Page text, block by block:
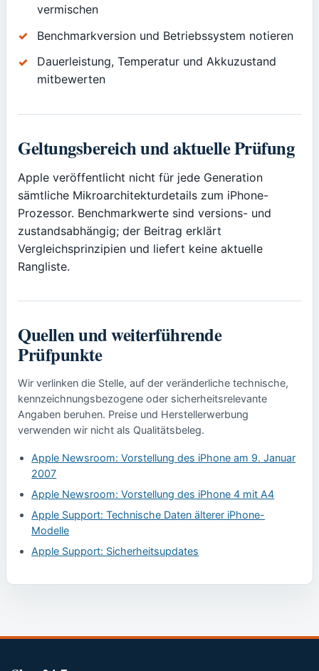
vermischen
Benchmarkversion und Betriebssystem notieren
Dauerleistung, Temperatur und Akkuzustand
mitbewerten
Geltungsbereich und aktuelle Prüfung
Apple veröffentlicht nicht für jede Generation
sämtliche Mikroarchitekturdetails zum iPhone-
Prozessor. Benchmarkwerte sind versions- und
zustandsabhängig; der Beitrag erklärt
Vergleichsprinzipien und liefert keine aktuelle
Rangliste.
Quellen und weiterführende
Prüfpunkte
Wir verlinken die Stelle, auf der veränderliche technische,
kennzeichnungsbezogene oder sicherheitsrelevante
Angaben beruhen. Preise und Herstellerwerbung
verwenden wir nicht als Qualitätsbeleg.
Apple Newsroom: Vorstellung des iPhone am 9. Januar
2007
Apple Newsroom: Vorstellung des iPhone 4 mit A4
Apple Support: Technische Daten älterer iPhone-
Modelle
Apple Support: Sicherheitsupdates